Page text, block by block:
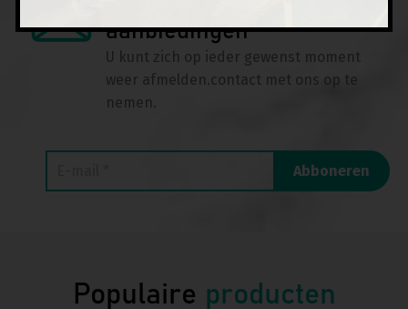
aanbiedingen
U kunt zich op ieder gewenst moment
weer afmelden.contact met ons op te
nemen.
Populaire producten